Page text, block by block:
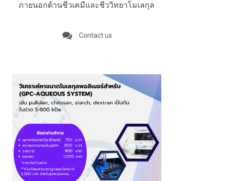
ภายนอกด้านชีวเคมีและชีววิทยาโมเลกุล
Contact us